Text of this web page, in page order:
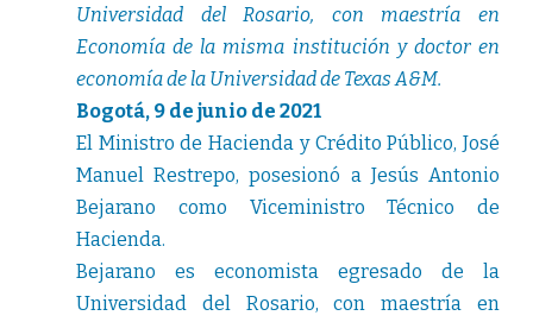
Universidad del Rosario, con maestría en
Economía de la misma institución y doctor en
economía de la Universidad de Texas A&M.
Bogotá, 9 de junio de 2021
El Ministro de Hacienda y Crédito Público, José
Manuel Restrepo, posesionó a Jesús Antonio
Bejarano como Viceministro Técnico de
Hacienda.
Bejarano es economista egresado de la
Universidad del Rosario, con maestría en